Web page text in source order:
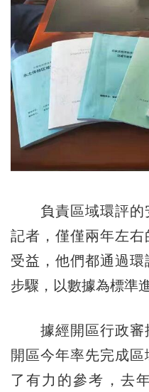
負責區域環評的
記者，僅僅兩年左
受益，他們都通過
步驟，以數據為標準
據經開區行政審
開區今年率先完成
了有力的參考，去